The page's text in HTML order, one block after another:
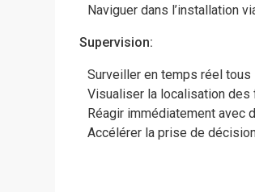
Naviguer dans l’installation
Supervision:
Surveiller en temps réel
Visualiser la localisation
Réagir immédiatement avec
Accélérer la prise de